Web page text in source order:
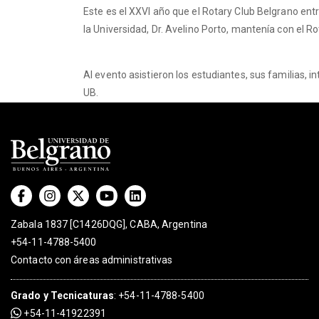
Este es el XXVI año que el Rotary Club Belgrano
la Universidad, Dr. Avelino Porto, mantenía con el
Al evento asistieron los estudiantes, sus familias,
UB.
Zabala 1837 [C1426DQG], CABA, Argentina
+54-11-4788-5400
Contacto con áreas administrativas
Grado y Tecnicaturas: +54-11-4788-5400
+54-11-41922391